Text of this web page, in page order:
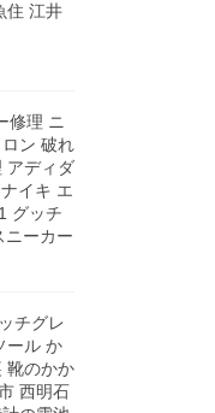
住 江井
修理 ニ
ン 破れ
アディダ
イキ エ
グッチ
ニーカー
チグレ
ール か
靴のかか
西明石